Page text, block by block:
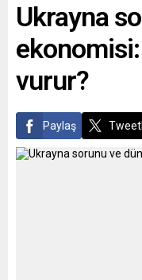
Ukrayna
vurur?
Paylaş